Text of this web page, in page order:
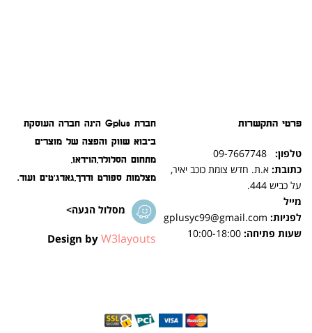
פרטי התקשרות
טלפון:
כתובת: א.ת. חדש צומת כוכב יאיר,
על כביש 444.
מייל
לפניות: gplusyc99@gmail.com
שעות פתיחה:
חברת Gplus הינה חברה העוסקת
ביבוא שווק והפצה של מוצרים
מתחום הסלולר,הוידאו,
מצלמות ספורט ודרך,גאדג'טים ועוד.
מסלול הגעה>
Design by W3layouts